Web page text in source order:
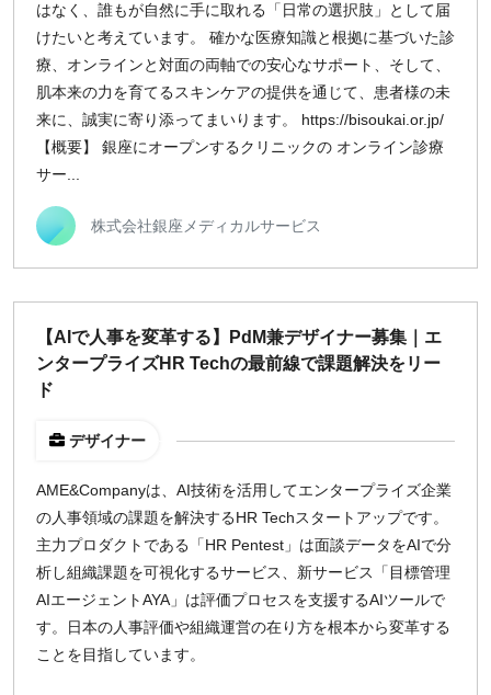
はなく、誰もが自然に手に取れる「日常の選択肢」として届
けたいと考えています。 確かな医療知識と根拠に基づいた診
療、オンラインと対面の両軸での安心なサポート、そして、
肌本来の力を育てるスキンケアの提供を通じて、患者様の未
来に、誠実に寄り添ってまいります。 https://bisoukai.or.jp/
【概要】 銀座にオープンするクリニックの オンライン診療
サー...
株式会社銀座メディカルサービス
【AIで人事を変革する】PdM兼デザイナー募集｜エ
ンタープライズHR Techの最前線で課題解決をリー
ド
デザイナー
AME&Companyは、AI技術を活用してエンタープライズ企業
の人事領域の課題を解決するHR Techスタートアップです。
主力プロダクトである「HR Pentest」は面談データをAIで分
析し組織課題を可視化するサービス、新サービス「目標管理
AIエージェントAYA」は評価プロセスを支援するAIツールで
す。日本の人事評価や組織運営の在り方を根本から変革する
ことを目指しています。